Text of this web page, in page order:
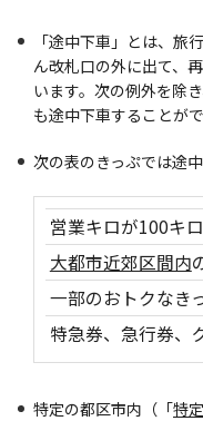
「途中下車」とは、旅
ん改札口の外に出て、
います。次の例外を除
も途中下車することがで
次の表のきっぷでは途
営業キロが100キ
大都市近郊区間内
一部のおトクなき
特急券、急行券、
特定の都区市内（「特